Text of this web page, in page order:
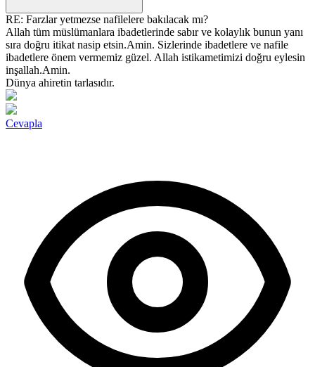
RE: Farzlar yetmezse nafilelere bakılacak mı?
Allah tüm müslümanlara ibadetlerinde sabır ve kolaylık bunun yanı
sıra doğru itikat nasip etsin.Amin. Sizlerinde ibadetlere ve nafile
ibadetlere önem vermemiz güzel. Allah istikametimizi doğru eylesin
inşallah.Amin.
Dünya ahiretin tarlasıdır.
Cevapla